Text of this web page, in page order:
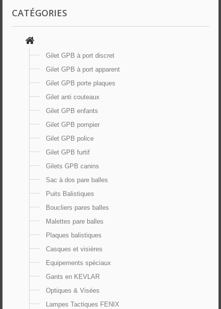
CATÉGORIES
Gilet GPB à port discret
Gilet GPB à port apparent
Gilet GPB porte plaques
Gilet anti couteaux
Gilet GPB enfants
Gilet GPB pompier
Gilet GPB police
Gilet GPB furtif
Gilets GPB canins
Sac à dos pare balles
Puits Balistiques
Boucliers pares balles
Malettes pare balles
Plaques balistiques
Casques et visières
Equipements spéciaux
Gants en KEVLAR
Optiques & Visées
Lampes Tactiques FENIX